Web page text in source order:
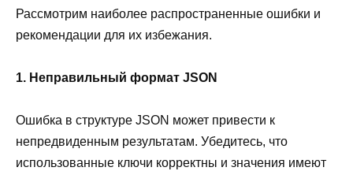
Рассмотрим наиболее распространенные ошибки и
рекомендации для их избежания.
1. Неправильный формат JSON
Ошибка в структуре JSON может привести к
непредвиденным результатам. Убедитесь, что
использованные ключи корректны и значения имеют